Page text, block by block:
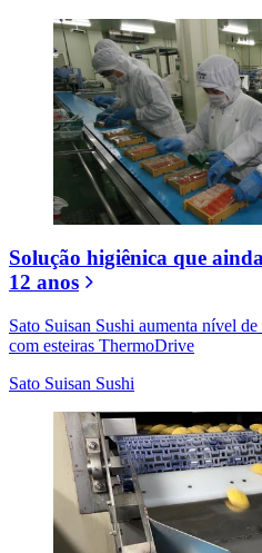
Solução higiênica que
12 anos
Sato Suisan Sushi aumenta nível
com esteiras ThermoDrive
Sato Suisan Sushi